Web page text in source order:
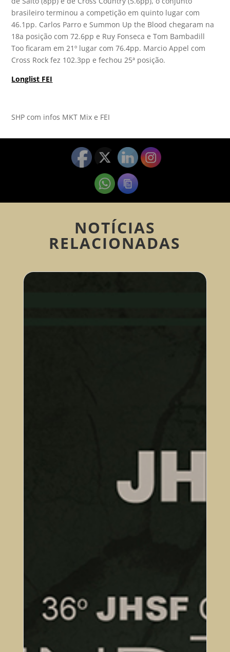
brasileiro terminou a competição em quinto lugar com
46.1pp. Carlos Parro e Summon Up the Blood chegaram na
18a posição com 72.6pp e Ruy Fonseca e Tom Bambadill
Too ficaram em 21º lugar com 76.4pp. Marcio Appel com
Cross Rock fez 102.3pp e fechou 25ª posição.
Longlist FEI
SHP com infos MKT Mix e FEI
NOTÍCIAS
RELACIONADAS